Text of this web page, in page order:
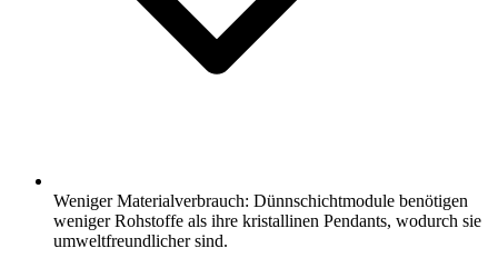
Weniger Materialverbrauch: Dünnschichtmodule benötigen
weniger Rohstoffe als ihre kristallinen Pendants, wodurch sie
umweltfreundlicher sind.